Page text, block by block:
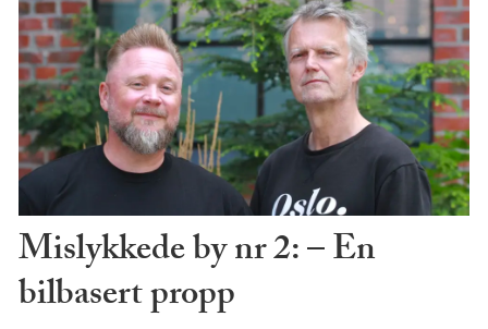
Mislykkede by nr 2: – En
bilbasert propp